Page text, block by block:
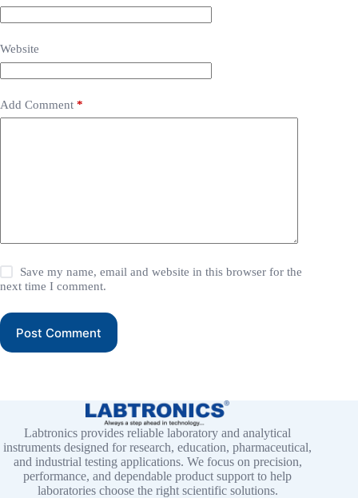
Website
Add Comment *
Save my name, email and website in this browser for the
next time I comment.
Post Comment
Labtronics provides reliable laboratory and analytical
instruments designed for research, education, pharmaceutical,
and industrial testing applications. We focus on precision,
performance, and dependable product support to help
laboratories choose the right scientific solutions.